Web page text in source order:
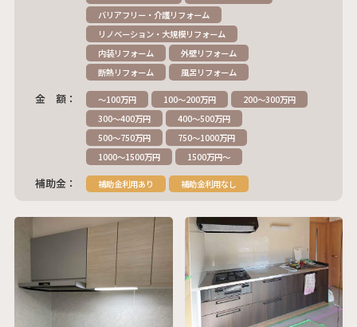
バリアフリー・介護リフォーム
リノベーション・大規模リフォーム
内装リフォーム
外壁リフォーム
断熱リフォーム
風呂リフォーム
金 額： ～100万円 100～200万円
200～300万円
300～400万円
400～500万円
500～750万円
750～1000万円
1000～1500万円
1500万円～
補助金： 補助金利用あり 補助金利用なし